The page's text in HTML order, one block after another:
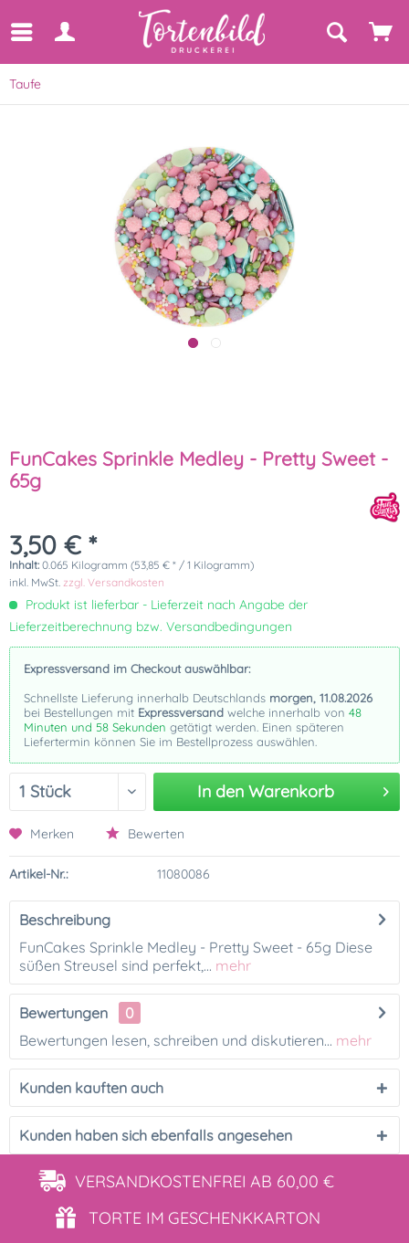
Taufe
FunCakes Sprinkle Medley - Pretty Sweet -
65g
3,50 € *
Inhalt: 0.065 Kilogramm (53,85 € * / 1 Kilogramm)
inkl. MwSt. zzgl. Versandkosten
Produkt ist lieferbar - Lieferzeit nach Angabe der
Lieferzeitberechnung bzw. Versandbedingungen
Expressversand im Checkout auswählbar:
Schnellste Lieferung innerhalb Deutschlands morgen, 11.08.2026
bei Bestellungen mit Expressversand welche innerhalb von 48
Minuten und 58 Sekunden getätigt werden. Einen späteren
Liefertermin können Sie im Bestellprozess auswählen.
In den Warenkorb
Merken Bewerten
Artikel-Nr.: 11080086
Beschreibung
FunCakes Sprinkle Medley - Pretty Sweet - 65g Diese
süßen Streusel sind perfekt,... mehr
Bewertungen
0
Bewertungen lesen, schreiben und diskutieren... mehr
Kunden kauften auch
Kunden haben sich ebenfalls angesehen
VERSANDKOSTENFREI AB 60,00 €
TORTE IM GESCHENKKARTON